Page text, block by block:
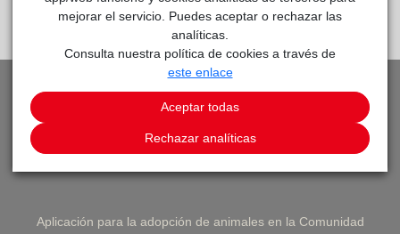
PEDIR CITA VOLVER A LISTADO DE CLÍNICAS
Aplicación para la adopción de animales en la Comunidad
mejorar el servicio. Puedes aceptar o rechazar las
analíticas.
Consulta nuestra política de cookies a través de
este enlace
Aceptar todas
Rechazar analíticas